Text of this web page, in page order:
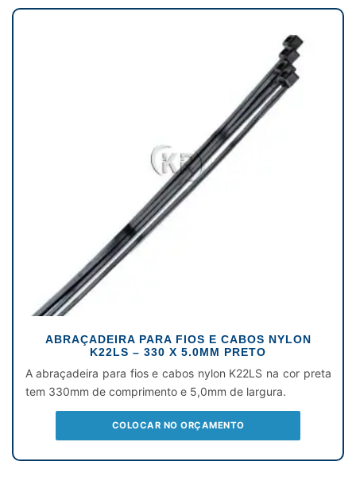
ABRAÇADEIRA PARA FIOS E CABOS NYLON
K22LS – 330 X 5.0MM PRETO
A abraçadeira para fios e cabos nylon K22LS na cor preta
tem 330mm de comprimento e 5,0mm de largura.
COLOCAR NO ORÇAMENTO